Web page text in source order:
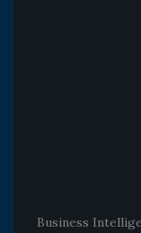
Business